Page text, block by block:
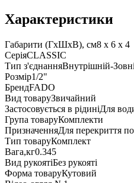
Характеристики
Габарити (ГxШxВ), см8 x 6 x 4
СеріяCLASSIC
Тип з'єднанняВнутрішній-
Розмір1/2"
БрендFADO
Вид товаруЗвичайний
Застосовується в рідиніДля
Група товаруКомплекти
ПризначенняДля перекриття
Тип товаруКомплект
Вага,кг0.345
Вид рукоятіБез рукояті
Форма товаруКутовий